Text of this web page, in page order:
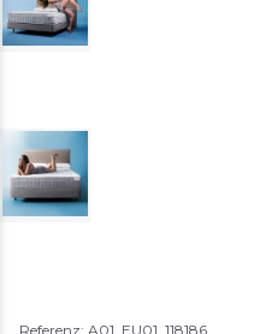
Referenz: A01_EU01_118186